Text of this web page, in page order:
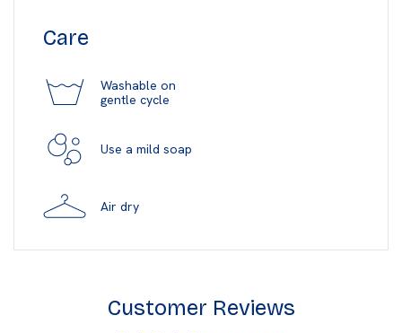
Care
Washable on
gentle cycle
Use a mild soap
Air dry
Customer Reviews